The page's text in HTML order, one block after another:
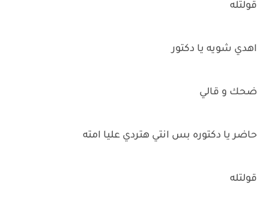
قولتله
اهدي شويه يا دكتور
ضحك و قالي
حاضر يا دكتوره بس انتي هتردي عليا امته
قولتله